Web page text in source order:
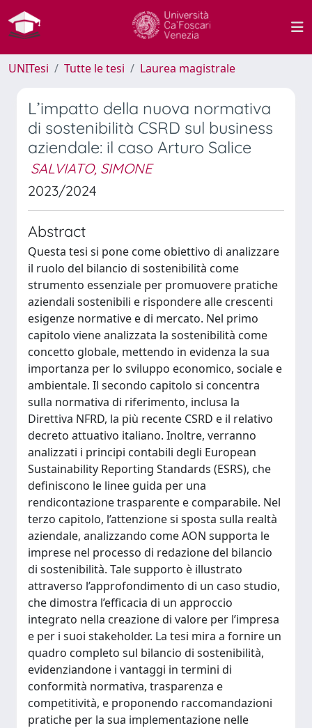
UNITesi Tutte le tesi Laurea magistrale
L’impatto della nuova normativa
di sostenibilità CSRD sul business
aziendale: il caso Arturo Salice
SALVIATO, SIMONE
2023/2024
Abstract
Questa tesi si pone come obiettivo di analizzare
il ruolo del bilancio di sostenibilità come
strumento essenziale per promuovere pratiche
aziendali sostenibili e rispondere alle crescenti
esigenze normative e di mercato. Nel primo
capitolo viene analizzata la sostenibilità come
concetto globale, mettendo in evidenza la sua
importanza per lo sviluppo economico, sociale e
ambientale. Il secondo capitolo si concentra
sulla normativa di riferimento, inclusa la
Direttiva NFRD, la più recente CSRD e il relativo
decreto attuativo italiano. Inoltre, verranno
analizzati i principi contabili degli European
Sustainability Reporting Standards (ESRS), che
definiscono le linee guida per una
rendicontazione trasparente e comparabile. Nel
terzo capitolo, l’attenzione si sposta sulla realtà
aziendale, analizzando come AON supporta le
imprese nel processo di redazione del bilancio
di sostenibilità. Tale supporto è illustrato
attraverso l’approfondimento di un caso studio,
che dimostra l’efficacia di un approccio
integrato nella creazione di valore per l’impresa
e per i suoi stakeholder. La tesi mira a fornire un
quadro completo sul bilancio di sostenibilità,
evidenziandone i vantaggi in termini di
conformità normativa, trasparenza e
competitività, e proponendo raccomandazioni
pratiche per la sua implementazione nelle